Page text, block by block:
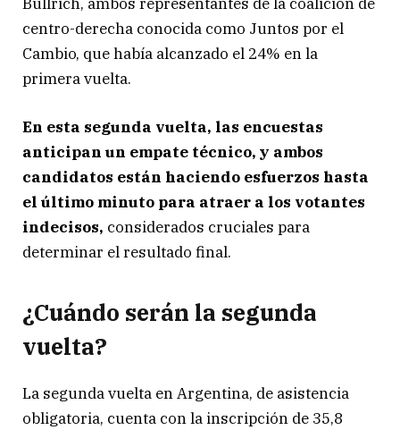
centro-derecha conocida como Juntos por el
Cambio, que había alcanzado el 24% en la
primera vuelta.
En esta segunda vuelta, las encuestas
anticipan un empate técnico, y ambos
candidatos están haciendo esfuerzos hasta
el último minuto para atraer a los votantes
indecisos, considerados cruciales para
determinar el resultado final.
¿Cuándo serán la segunda
vuelta?
La segunda vuelta en Argentina, de asistencia
obligatoria, cuenta con la inscripción de 35,8